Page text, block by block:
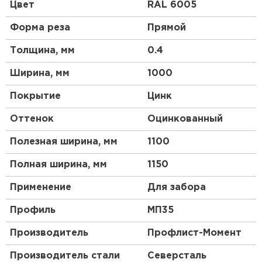
проектов, требующих нестандартных решений. В
нестандартные размеры, а именно ширину,
которую вы может выбрать индивидуально,
исходя исключительно из особенностей будущего
проекта, подойдет как нельзя лучше.
Нестандартные размеры профнастила
Точность: Производство нестандартного
профнастила требует высокой точности и
мастерства. Каждый лист профнастила
должен быть произведен с учетом
чтобы обеспечить идеальную посадку и
Гибкость: Производство нестандартного
профнастила требует гибкости в процессе
Цвет RAL 6005
Форма реза Прямой
Толщина, мм 0.4
Ширина, мм 1000
Покрытие Цинк
Оттенок Оцинкованный
Полезная ширина, мм 1100
Полная ширина, мм 1150
Применение Для забора
Профиль МП35
Производитель Профлист-Момент
Производитель стали Северсталь